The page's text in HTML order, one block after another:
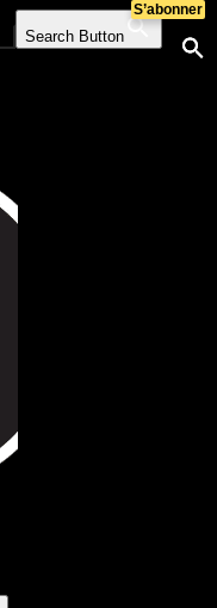
Search Button
S’abonner